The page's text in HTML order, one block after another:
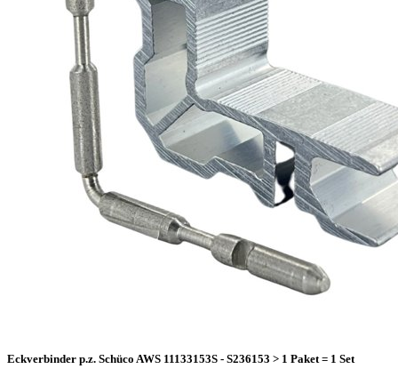
Eckverbinder p.z. Schüco AWS 11133153S - S236153 > 1 Paket = 1 Set